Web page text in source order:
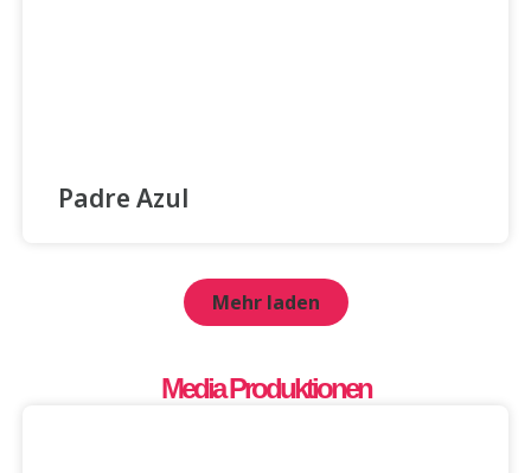
Padre Azul
Mehr laden
Media Produktionen